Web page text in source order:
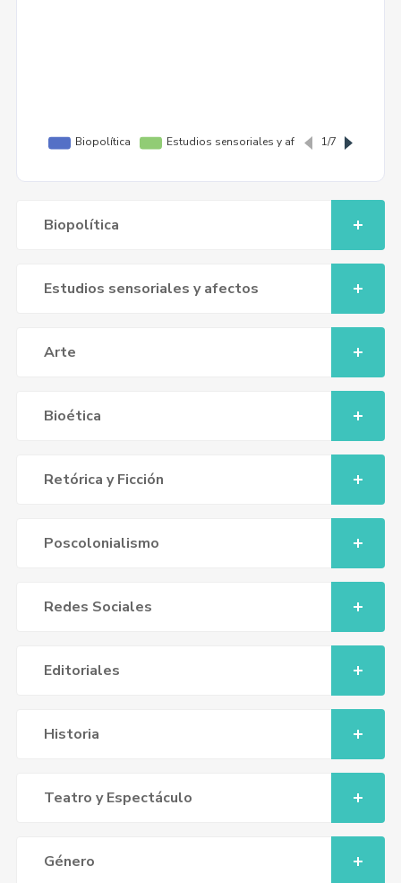
Biopolítica
Estudios sensoriales y afectos
Arte
Bioética
Retórica y Ficción
Poscolonialismo
Redes Sociales
Editoriales
Historia
Teatro y Espectáculo
Género